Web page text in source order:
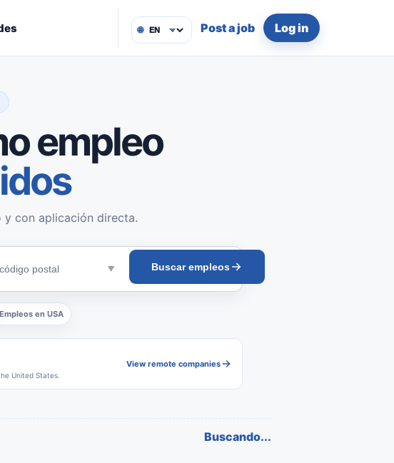
🌐 Post a job Log in
empleo
y con aplicación directa.
Buscar empleos
Empleos en USA
United States.
View remote companies
Buscando...